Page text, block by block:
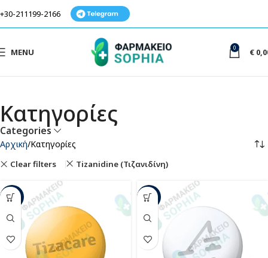
+30-211199-2166
MENU 0 €
Κατηγορίες
Categories
Αρχική Κατηγορίες
Clear filters Tizanidine (Τιζανιδίνη)
-80% -19%